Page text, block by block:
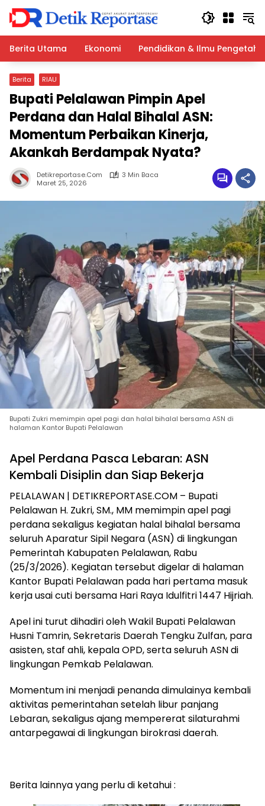
Langsung
konten
Berita Utama
Ekonomi Pendidikan & Ilmu
Berita RIAU
Bupati Pelalawan Pimpin Apel
Perdana dan Halal Bihalal ASN:
Momentum Perbaikan Kinerja,
Akankah Berdampak Nyata?
Detikreportase.com
3 Min Baca
Maret 25, 2026
Bupati Zukri memimpin apel pagi dan halal bihalal bersama ASN di
halaman Kantor Bupati Pelalawan
Apel Perdana Pasca Lebaran: ASN
Kembali Disiplin dan Siap Bekerja
PELALAWAN | DETIKREPORTASE.COM – Bupati
Pelalawan H. Zukri, SM., MM memimpin apel pagi
perdana sekaligus kegiatan halal bihalal bersama
seluruh Aparatur Sipil Negara (ASN) di lingkungan
Pemerintah Kabupaten Pelalawan, Rabu
(25/3/2026). Kegiatan tersebut digelar di halaman
Kantor Bupati Pelalawan pada hari pertama masuk
kerja usai cuti bersama Hari Raya Idulfitri 1447 Hijriah.
Apel ini turut dihadiri oleh Wakil Bupati Pelalawan
Husni Tamrin, Sekretaris Daerah Tengku Zulfan, para
asisten, staf ahli, kepala OPD, serta seluruh ASN di
lingkungan Pemkab Pelalawan.
Momentum ini menjadi penanda dimulainya kembali
aktivitas pemerintahan setelah libur panjang
Lebaran, sekaligus ajang mempererat silaturahmi
antarpegawai di lingkungan birokrasi daerah.
Berita lainnya yang perlu di ketahui :